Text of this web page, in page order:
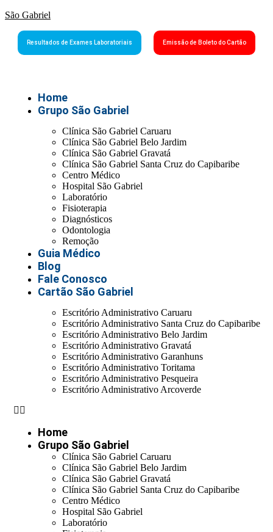
São Gabriel
Resultados de Exames Laboratoriais Emissão de Boleto do Cartão
Home
Grupo São Gabriel
Clínica São Gabriel Caruaru
Clínica São Gabriel Belo Jardim
Clínica São Gabriel Gravatá
Clínica São Gabriel Santa Cruz do Capibaribe
Centro Médico
Hospital São Gabriel
Laboratório
Fisioterapia
Diagnósticos
Odontologia
Remoção
Guia Médico
Blog
Fale Conosco
Cartão São Gabriel
Escritório Administrativo Caruaru
Escritório Administrativo Santa Cruz do Capibaribe
Escritório Administrativo Belo Jardim
Escritório Administrativo Gravatá
Escritório Administrativo Garanhuns
Escritório Administrativo Toritama
Escritório Administrativo Pesqueira
Escritório Administrativo Arcoverde
Home
Grupo São Gabriel
Clínica São Gabriel Caruaru
Clínica São Gabriel Belo Jardim
Clínica São Gabriel Gravatá
Clínica São Gabriel Santa Cruz do Capibaribe
Centro Médico
Hospital São Gabriel
Laboratório